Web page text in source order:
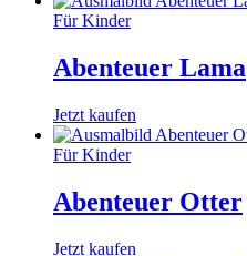
Für Kinder
Abenteuer Lama
Jetzt kaufen
Für Kinder
Abenteuer Otter
Jetzt kaufen